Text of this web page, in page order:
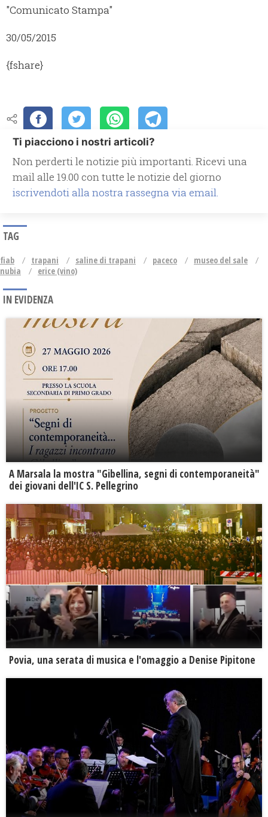
"Comunicato Stampa"
30/05/2015
{fshare}
Ti piacciono i nostri articoli?
Non perderti le notizie più importanti. Ricevi una
mail alle 19.00 con tutte le notizie del giorno
iscrivendoti alla nostra rassegna via email.
TAG
fiab trapani saline di trapani paceco
museo del sale
nubia
erice (vino)
IN EVIDENZA
A Marsala la mostra "Gibellina, segni di contemporaneità"
dei giovani dell'IC S. Pellegrino
Povia, una serata di musica e l'omaggio a Denise Pipitone